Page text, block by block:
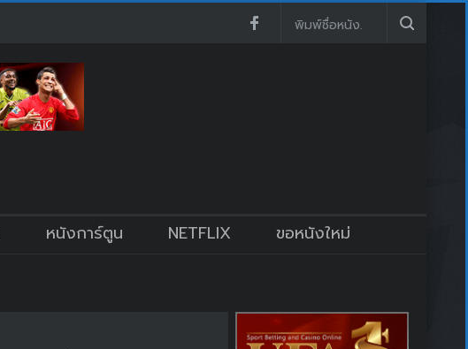
หนังการ์ตูน NETFLIX ขอหนังใหม่